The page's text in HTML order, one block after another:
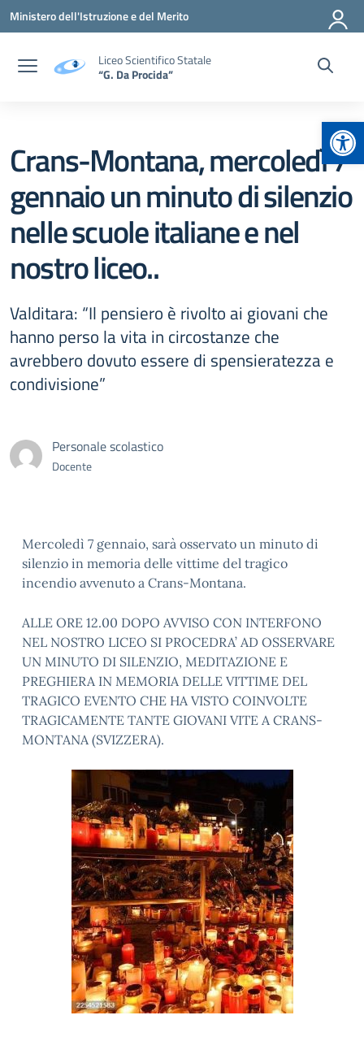
Vai ai contenuti
Vai al menu di navigazione
Vai al footer
Ministero dell'Istruzione e del Merito
Liceo Scientifico Statale
“G. Da Procida”
Crans-Montana, mercoledì 7
gennaio un minuto di silenzio
nelle scuole italiane e nel
nostro liceo..
Valditara: “Il pensiero è rivolto ai giovani che
hanno perso la vita in circostanze che
avrebbero dovuto essere di spensieratezza e
condivisione”
Personale scolastico
Docente
Mercoledì 7 gennaio, sarà osservato un minuto di
silenzio in memoria delle vittime del tragico
incendio avvenuto a Crans-Montana.
ALLE ORE 12.00 DOPO AVVISO CON INTERFONO
NEL NOSTRO LICEO SI PROCEDRA’ AD OSSERVARE
UN MINUTO DI SILENZIO, MEDITAZIONE E
PREGHIERA IN MEMORIA DELLE VITTIME DEL
TRAGICO EVENTO CHE HA VISTO COINVOLTE
TRAGICAMENTE TANTE GIOVANI VITE A CRANS-
MONTANA (SVIZZERA).